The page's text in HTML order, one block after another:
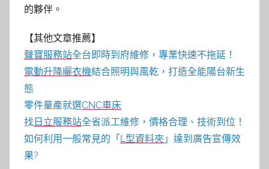
的夥伴。
【其他文章推薦】
聲寶服務站全台即時到府維修，專業快速不拖延！
電動升降曬衣機結合照明與風乾，打造全能陽台新生
態
零件量產就選CNC車床
找 日立服務站全省派工維修，價格合理、技術到位！
如何利用一般常見的「 L型資料夾 」達到廣告宣傳效
果?